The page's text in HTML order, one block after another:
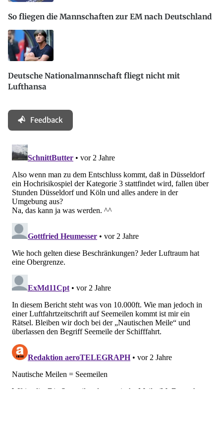
So fliegen die Mannschaften zur EM nach Deutschland
Deutsche Nationalmannschaft fliegt nicht mit
Lufthansa
Feedback